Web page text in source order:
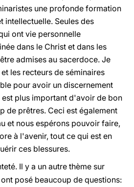
une profonde formation
intellectuelle. Seules des
ont vie personnelle
dans le Christ et dans les
admises au sacerdoce. Je
les recteurs de séminaires
pour avoir un discernement
est plus important d'avoir de bon
de prêtres. Ceci est également
et nous espérons pouvoir faire,
à l'avenir, tout ce qui est en
ces blessures.
Il y a un autre thème sur
posé beaucoup de questions: